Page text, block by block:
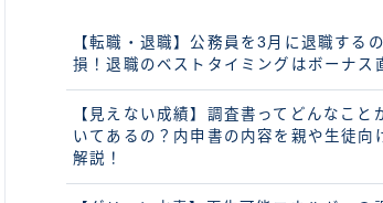
【転職・退職】公務員を3月に退職する
損！退職のベストタイミングはボーナス
【見えない成績】調査書ってどんなこと
いてあるの？内申書の内容を親や生徒向
解説！